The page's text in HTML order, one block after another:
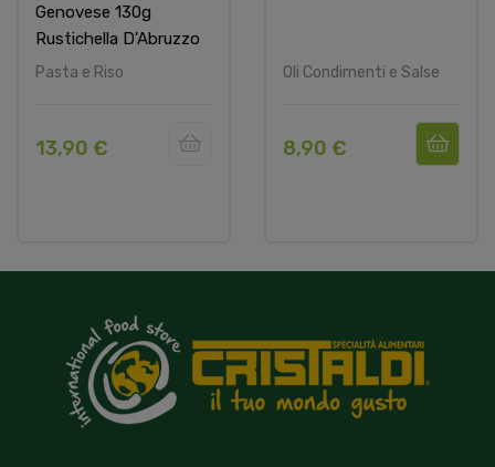
Genovese 130g
Rustichella D'Abruzzo
Pasta e Riso
13,90 €
Oli Condimenti e Salse
8,90 €